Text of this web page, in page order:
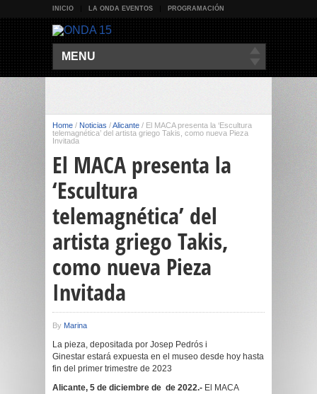
INICIO LA ONDA EVENTOS PROGRAMACIÓN
MENU
Home / Noticias /Alicante / El MACA presenta la ‘Escultura
telemagnética’ del artista griego Takis, como nueva Pieza
Invitada
El MACA presenta la
‘Escultura
telemagnética’ del
artista griego Takis,
como nueva Pieza
Invitada
By Marina
La pieza, depositada por Josep Pedrós i
Ginestar estará expuesta en el museo desde hoy hasta
fin del primer trimestre de 2023
Alicante, 5 de diciembre de de 2022.- El MACA